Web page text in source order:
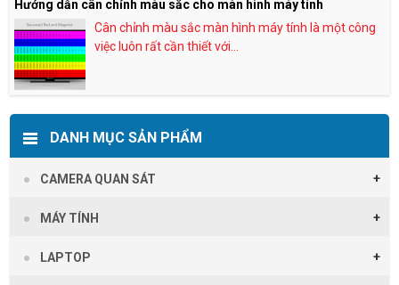
Hướng dẫn cân chỉnh màu sắc cho màn hình máy tính
Cân chỉnh màu sắc màn hình máy tính là một công
việc luôn rất cần thiết với...
DANH MỤC SẢN PHẨM
CAMERA QUAN SÁT
MÁY TÍNH
LAPTOP